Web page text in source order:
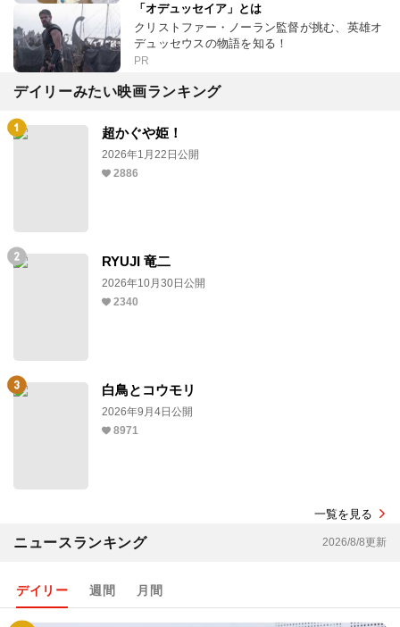
「オデュッセイア」とは
クリストファー・ノーラン監督が挑む、英雄オ
デュッセウスの物語を知る！
PR
デイリーみたい映画ランキング
超かぐや姫！
2026年1月22日公開
2886
RYUJI 竜二
2026年10月30日公開
2340
白鳥とコウモリ
2026年9月4日公開
8971
一覧を見る
ニュースランキング 2026/8/8更新
デイリー 週間 月間